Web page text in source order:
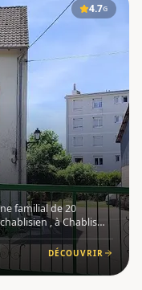
4.7G
familial de 20
, à Chablis
parmi les crus les plus
gamme complète
DÉCOUVRIR